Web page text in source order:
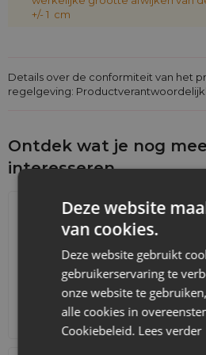
Voeg deorganza zakjes 13 x 18
+/- 1 cm
Details over de conformiteit van het
regelgeving:
Ontdek wat je nog
interesseren
Adventskalenders
Deze website
van cookies.
Deze website gebruikt
gebruikerservaring te
onze website te
alle cookies in
Cookiebeleid. Lees verder